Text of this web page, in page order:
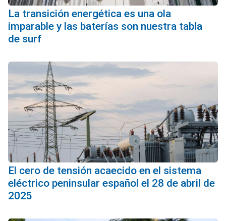
La transición energética es una ola
imparable y las baterías son nuestra tabla
de surf
El cero de tensión acaecido en el sistema
eléctrico peninsular español el 28 de abril de
2025